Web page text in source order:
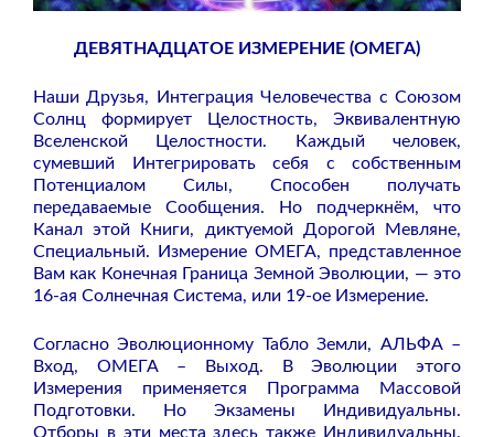
ДЕВЯТНАДЦАТОЕ ИЗМЕРЕНИЕ (ОМЕГА)
Наши Друзья, Интеграция Человечества с Союзом
Солнц формирует Целостность, Эквивалентную
Вселенской Целостности. Каждый человек,
сумевший Интегрировать себя с собственным
Потенциалом Силы, Способен получать
передаваемые Сообщения. Но подчеркнём, что
Канал этой Книги, диктуемой Дорогой Мевляне,
Специальный. Измерение ОМЕГА, представленное
Вам как Конечная Граница Земной Эволюции, — это
16-ая Солнечная Система, или 19-ое Измерение.
Согласно Эволюционному Табло Земли, АЛЬФА –
Вход, ОМЕГА – Выход. В Эволюции этого
Измерения применяется Программа Массовой
Подготовки. Но Экзамены Индивидуальны.
Отборы в эти места здесь также Индивидуальны.